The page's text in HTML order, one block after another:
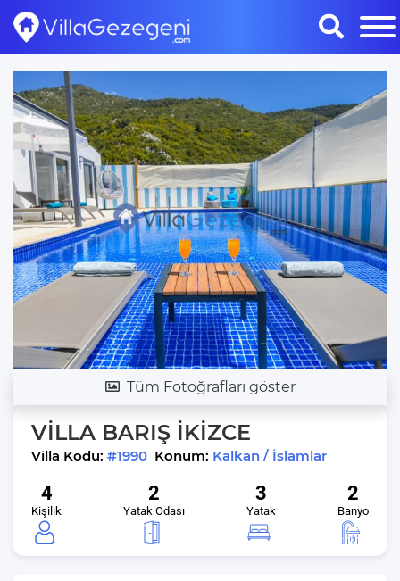
Tüm Fotoğrafları göster
VİLLA BARIŞ İKİZCE
Villa Kodu: #1990 Konum: Kalkan / İslamlar
4
Kişilik
2
Yatak Odası
3
Yatak
2
Banyo